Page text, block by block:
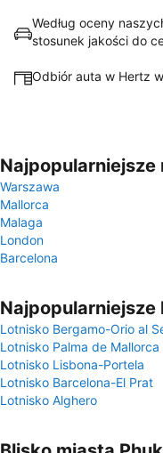
Według oceny
stosunek jakości do
Odbiór auta w Hertz
Najpopularniejsze
Warszawa
Mallorca
Malaga
London
Barcelona
Lotnisko Bergamo-Orio al
Lotnisko Palma de Mallorca
Lotnisko Lisbona-Portela
Lotnisko Barcelona-El Prat
Lotnisko Alghero